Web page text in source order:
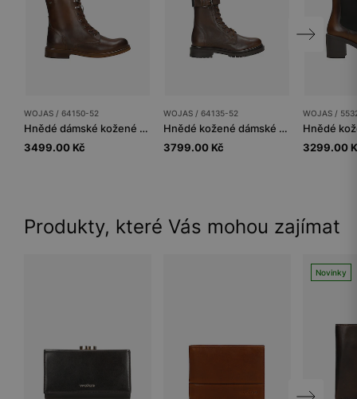
WOJAS / 64150-52
Hnědé dámské kožené kotníkové boty
3499.00 Kč
WOJAS / 64135-52
Hnědé kožené dámské kotníkové boty s vysokým šněrováním
3799.00 Kč
WOJAS /
3299.00
Produkty, které Vás mohou zajímat
Novinky